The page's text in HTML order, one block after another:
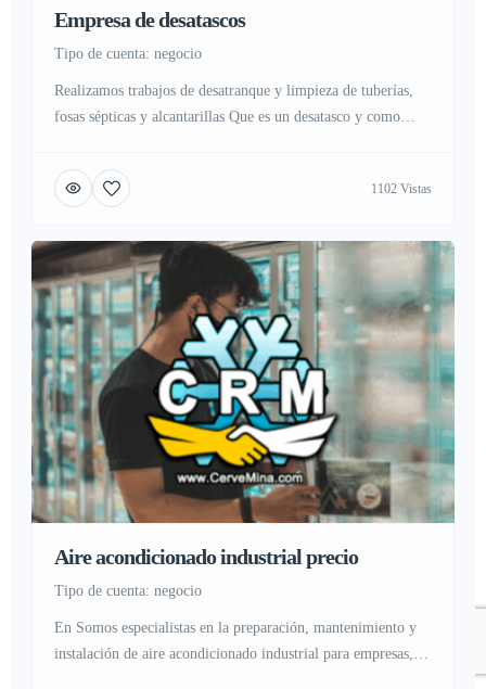
Empresa de desatascos
tipo de cuenta: negocio
Realizamos trabajos de desatranque y limpieza de tuberías,
fosas sépticas y alcantarillas Que es un desatasco y como
atascos o atrancos en sus hogares, industria o negocio, Nadie
esta ajeno a este problema ya que se sufre por problemas en
1102 Vistas
Aire acondicionado industrial precio
tipo de cuenta: negocio
En Somos especialistas en la preparación, mantenimiento y
instalación de aire acondicionado industrial para empresas,